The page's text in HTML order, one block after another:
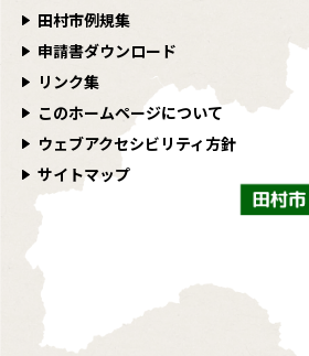
田村市例規集
申請書ダウンロード
リンク集
このホームページについて
ウェブアクセシビリティ方針
サイトマップ